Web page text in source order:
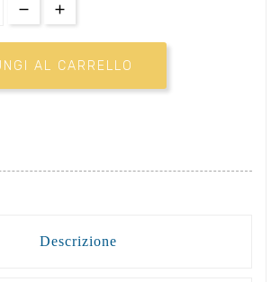
AL CARRELLO
Descrizione